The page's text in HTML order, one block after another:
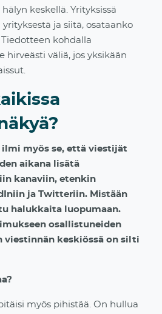
keskellä. Yrityksissä
ja siitä, osataanko
kohdalla
hirveästi väliä, jos yksikään
myös se, että viestijät
aikana lisätä
kanaviin, etenkin
ja Twitteriin. Mistään
halukkaita luopumaan.
osallistuneiden
viestinnän keskiössä on silti
myös pihistää. On hullua